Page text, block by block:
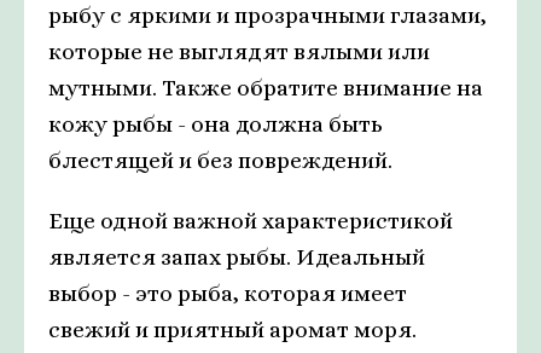
рыбу с яркими и прозрачными глазами,
которые не выглядят вялыми или
мутными. Также обратите внимание на
кожу рыбы - она должна быть
блестящей и без повреждений.
Еще одной важной характеристикой
является запах рыбы. Идеальный
выбор - это рыба, которая имеет
свежий и приятный аромат моря.